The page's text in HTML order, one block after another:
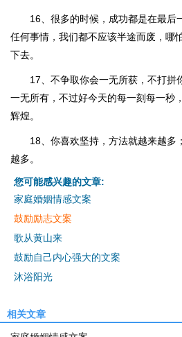
16、很多的时候，成功都是在最后
任何事情，我们都不应该半途而废，哪
下去。
17、不争取你会一无所获，不打拼
一无所有，不过好今天的每一刻每一秒
辉煌。
18、你喜欢坚持，方法就越来越多
越多。
您可能感兴趣的文章:
家庭婚姻情感文案
鼓励励志文案
歌从黄山来
鼓励自己内心强大的文案
沐浴阳光
相关文章